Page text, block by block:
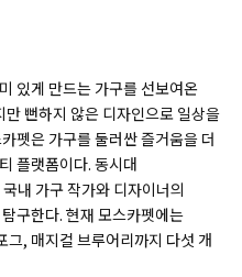
있게 만드는 가구를 선보여온
뻔하지 않은 디자인으로 일상을
펫은 가구를 둘러싼 즐거움을 더
플랫폼이다. 동시대
내 가구 작가와 디자이너의
구한다. 현재 모스카펫에는
, 매지컬 브루어리까지 다섯 개